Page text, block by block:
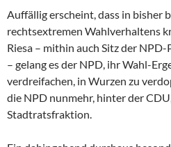
Auffällig erscheint, dass in bisher
rechtsextremen Wahlverhaltens
Riesa – mithin auch Sitz der NPD-
– gelang es der NPD, ihr Wahl-
verdreifachen, in Wurzen zu
die NPD nunmehr, hinter der
Stadtratsfraktion.